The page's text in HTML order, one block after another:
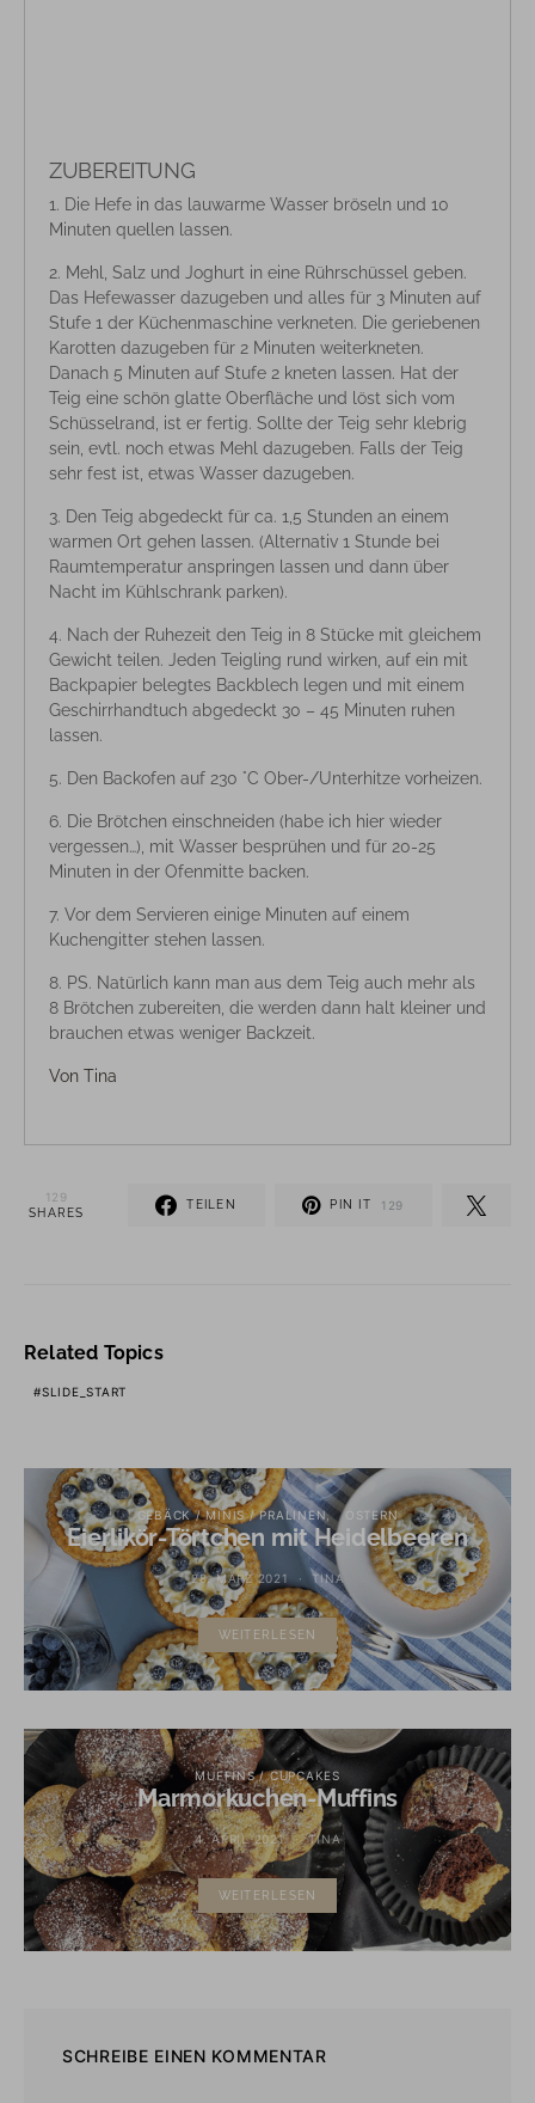
ZUBEREITUNG
Die Hefe in das lauwarme Wasser bröseln und 10
Minuten quellen lassen.
Mehl, Salz und Joghurt in eine Rührschüssel geben.
Das Hefewasser dazugeben und alles für 3 Minuten auf
Stufe 1 der Küchenmaschine verkneten. Die geriebenen
Karotten dazugeben für 2 Minuten weiterkneten.
Danach 5 Minuten auf Stufe 2 kneten lassen. Hat der
Teig eine schön glatte Oberfläche und löst sich vom
Schüsselrand, ist er fertig. Sollte der Teig sehr klebrig
sein, evtl. noch etwas Mehl dazugeben. Falls der Teig
sehr fest ist, etwas Wasser dazugeben.
Den Teig abgedeckt für ca. 1,5 Stunden an einem
warmen Ort gehen lassen. (Alternativ 1 Stunde bei
Raumtemperatur anspringen lassen und dann über
Nacht im Kühlschrank parken).
Nach der Ruhezeit den Teig in 8 Stücke mit gleichem
Gewicht teilen. Jeden Teigling rund wirken, auf ein mit
Backpapier belegtes Backblech legen und mit einem
Geschirrhandtuch abgedeckt 30 – 45 Minuten ruhen
lassen.
Den Backofen auf 230 °C Ober-/Unterhitze vorheizen.
Die Brötchen einschneiden (habe ich hier wieder
vergessen…), mit Wasser besprühen und für 20-25
Minuten in der Ofenmitte backen.
Vor dem Servieren einige Minuten auf einem
Kuchengitter stehen lassen.
PS. Natürlich kann man aus dem Teig auch mehr als
8 Brötchen zubereiten, die werden dann halt kleiner und
brauchen etwas weniger Backzeit.
Von Tina
129
SHARES
TEILEN PIN IT 129
Related Topics
SLIDE_START
GEBÄCK / MINIS / PRALINEN OSTERN
Eierlikör-Törtchen mit Heidelbeeren
28. MÄRZ 2021 TINA
WEITERLESEN
MUFFINS / CUPCAKES
Marmorkuchen-Muffins
4. APRIL 2021 TINA
WEITERLESEN
SCHREIBE EINEN KOMMENTAR